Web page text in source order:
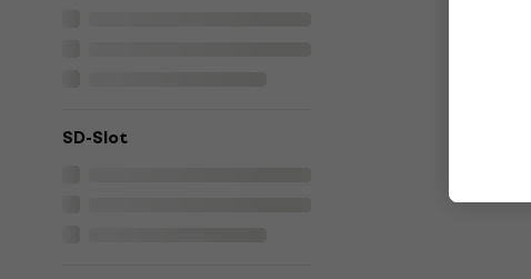
SD-Slot